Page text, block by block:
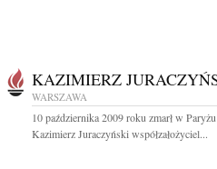
KAZIMIERZ
WARSZAWA
10 października 2009 roku zmarł w Paryżu
Kazimierz Juraczyński współzałożyciel...